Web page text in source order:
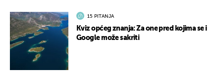
15 PITANJA
Kviz općeg znanja: Za one pred kojima se i
Google može sakriti